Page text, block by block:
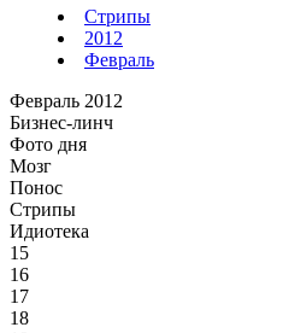
Стрипы
2012
Февраль
Февраль 2012
Бизнес-линч
Фото дня
Мозг
Понос
Стрипы
Идиотека
15
16
17
18